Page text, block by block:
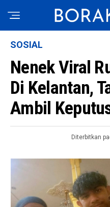
SOSIAL
Nenek Viral
Di Kelantan,
Ambil
Diterbitkan